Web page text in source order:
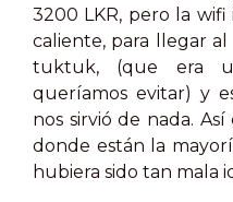
3200 LKR, pero la
caliente, para llegar
tuktuk, (que era
queríamos evitar) y
nos sirvió de nada.
donde están la
hubiera sido tan mala